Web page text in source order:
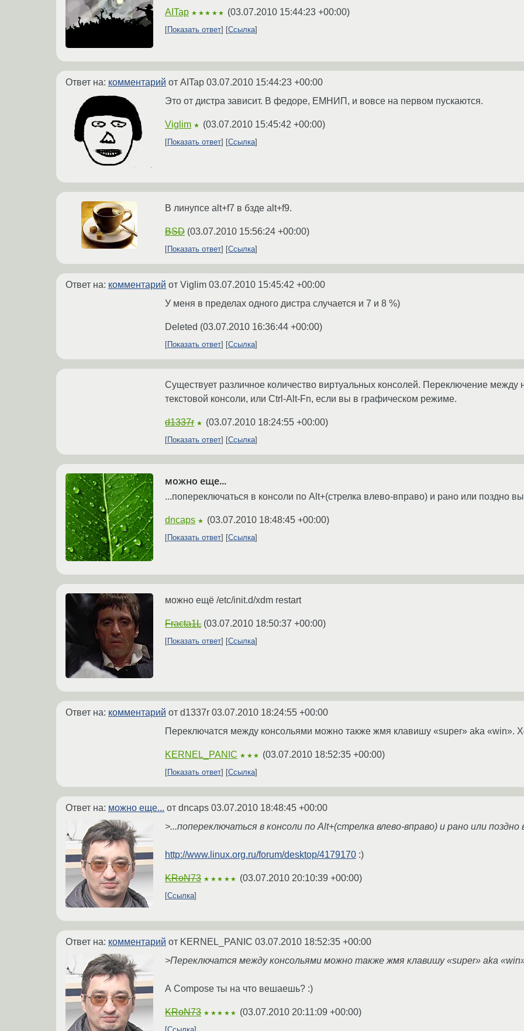
AITap ★★★★★ (03.07.2010 15:44:23 +00:00)
Показать ответ Ссылка
Ответ на: комментарий от AITap 03.07.2010 15:44:23 +00:00
Это от дистра зависит. В федоре, ЕМНИП, и вовсе на первом пускаются.
Viglim ★ (03.07.2010 15:45:42 +00:00)
Показать ответ Ссылка
В линупсе alt+f7 в бзде alt+f9.
BSD (03.07.2010 15:56:24 +00:00)
Показать ответ Ссылка
Ответ на: комментарий от Viglim 03.07.2010 15:45:42 +00:00
У меня в пределах одного дистра случается и 7 и 8 %)
Deleted (03.07.2010 16:36:44 +00:00)
Показать ответ Ссылка
Существует различное количество виртуальных консолей. Переключение между
текстовой консоли, или Ctrl-Alt-Fn, если вы в графическом режиме.
d1337r ★ (03.07.2010 18:24:55 +00:00)
Показать ответ Ссылка
можно еще...
...попереключаться в консоли по Alt+(стрелка влево-вправо) и рано или поздно
dncaps ★ (03.07.2010 18:48:45 +00:00)
Показать ответ Ссылка
можно ещё /etc/init.d/xdm restart
Fracta1L (03.07.2010 18:50:37 +00:00)
Показать ответ Ссылка
Ответ на: комментарий от d1337r 03.07.2010 18:24:55 +00:00
Переключатся между консольями можно также жмя клавишу «super» аka «win».
KERNEL_PANIC ★★★ (03.07.2010 18:52:35 +00:00)
Показать ответ Ссылка
Ответ на: можно еще... от dncaps 03.07.2010 18:48:45 +00:00
>...попереключаться в консоли по Alt+(стрелка влево-вправо) и рано или
http://www.linux.org.ru/forum/desktop/4179170 :)
KRoN73 ★★★★★ (03.07.2010 20:10:39 +00:00)
Ссылка
Ответ на: комментарий от KERNEL_PANIC 03.07.2010 18:52:35 +00:00
>Переключатся между консольями можно также жмя клавишу «super» аka
А Compose ты на что вешаешь? :)
KRoN73 ★★★★★ (03.07.2010 20:11:09 +00:00)